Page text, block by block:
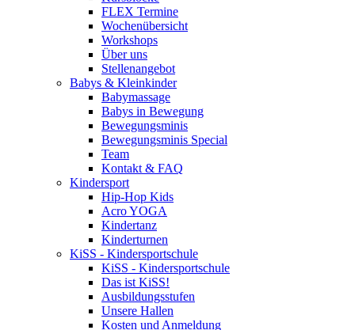
FLEX Termine
Wochenübersicht
Workshops
Über uns
Stellenangebot
Babys & Kleinkinder
Babymassage
Babys in Bewegung
Bewegungsminis
Bewegungsminis Special
Team
Kontakt & FAQ
Kindersport
Hip-Hop Kids
Acro YOGA
Kindertanz
Kinderturnen
KiSS - Kindersportschule
KiSS - Kindersportschule
Das ist KiSS!
Ausbildungsstufen
Unsere Hallen
Kosten und Anmeldung